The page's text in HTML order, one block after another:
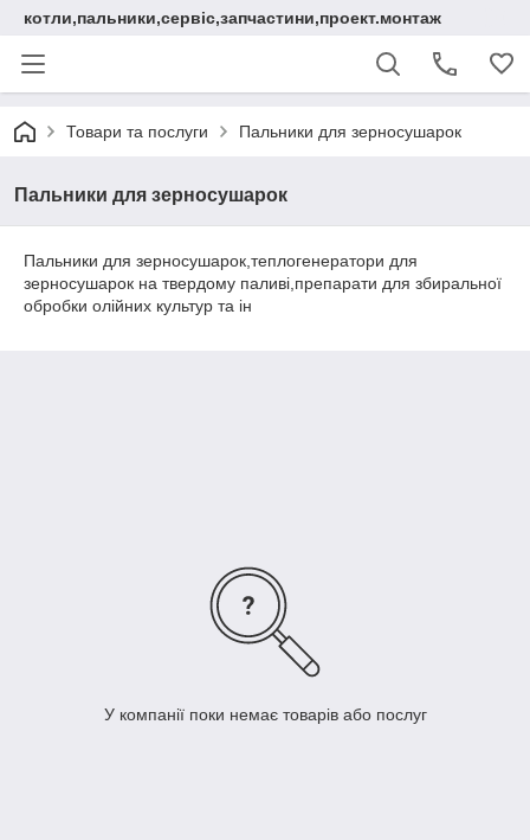
котли,пальники,сервіс,запчастини,проект.монтаж
Товари та послуги Пальники для зерносушарок
Пальники для зерносушарок
Пальники для зерносушарок,теплогенератори для
зерносушарок на твердому паливі,препарати для збиральної
обробки олійних культур та ін
У компанії поки немає товарів або послуг